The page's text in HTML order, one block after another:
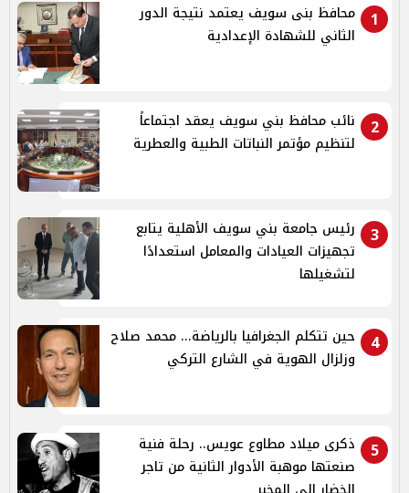
1
محافظ بنى سويف يعتمد نتيجة الدور
الثاني للشهادة الإعدادية
2
نائب محافظ بني سويف يعقد اجتماعاً
لتنظيم مؤتمر النباتات الطبية والعطرية
3
رئيس جامعة بني سويف الأهلية يتابع
تجهيزات العيادات والمعامل استعدادًا
لتشغيلها
4
حين تتكلم الجغرافيا بالرياضة... محمد صلاح
وزلزال الهوية في الشارع التركي
5
ذكرى ميلاد مطاوع عويس.. رحلة فنية
صنعتها موهبة الأدوار الثانية من تاجر